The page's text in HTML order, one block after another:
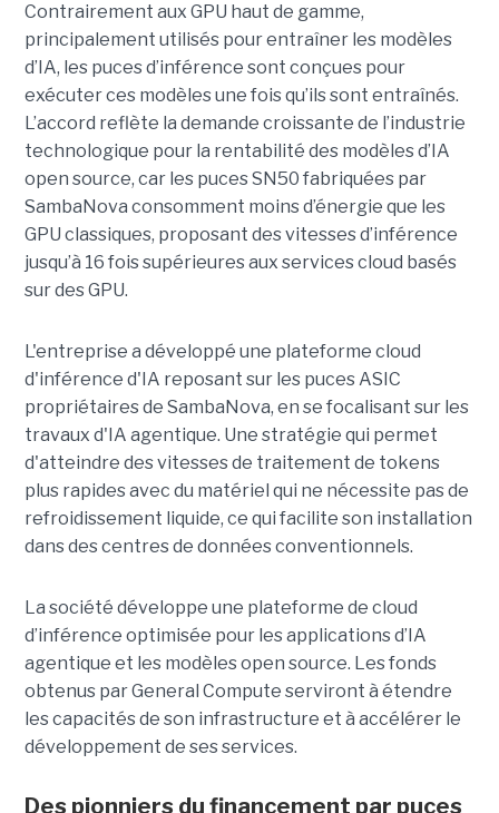
Contrairement aux GPU haut de gamme,
principalement utilisés pour entraîner les modèles
d’IA, les puces d’inférence sont conçues pour
exécuter ces modèles une fois qu’ils sont entraînés.
L’accord reflète la demande croissante de l’industrie
technologique pour la rentabilité des modèles d’IA
open source, car les puces SN50 fabriquées par
SambaNova consomment moins d’énergie que les
GPU classiques, proposant des vitesses d’inférence
jusqu’à 16 fois supérieures aux services cloud basés
sur des GPU.
L'entreprise a développé une plateforme cloud
d'inférence d'IA reposant sur les puces ASIC
propriétaires de SambaNova, en se focalisant sur les
travaux d'IA agentique. Une stratégie qui permet
d'atteindre des vitesses de traitement de tokens
plus rapides avec du matériel qui ne nécessite pas de
refroidissement liquide, ce qui facilite son installation
dans des centres de données conventionnels.
La société développe une plateforme de cloud
d’inférence optimisée pour les applications d’IA
agentique et les modèles open source. Les fonds
obtenus par General Compute serviront à étendre
les capacités de son infrastructure et à accélérer le
développement de ses services.
Des pionniers du financement par puces